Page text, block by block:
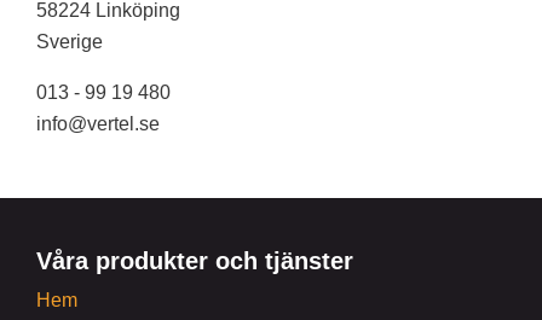
58224 Linköping
Sverige
013 - 99 19 480
info@vertel.se
Våra produkter och tjänster
Hem